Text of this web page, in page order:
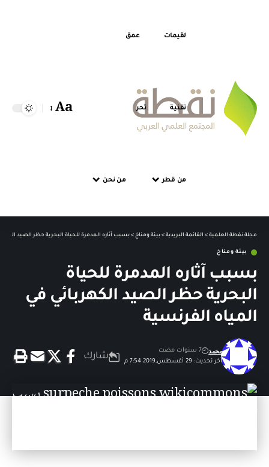
لقيمات عمق
تقنية تحر
من قطر من نحن
Aa
مجلة نقطة العلمية > القائمة البريدية > بيئة ومناخ > بسبب آثاره المدمرة للحياة البحرية حظر الصيد
بيئة ومناخ
بسبب آثاره المدمرة للحياة
البحرية حظر الصيد الكهربائي في
المياه الفرنسية
آخر تحديث: 29 أغسطس,2019 7:54 م
محمد 7 سنوات مضت
شارك